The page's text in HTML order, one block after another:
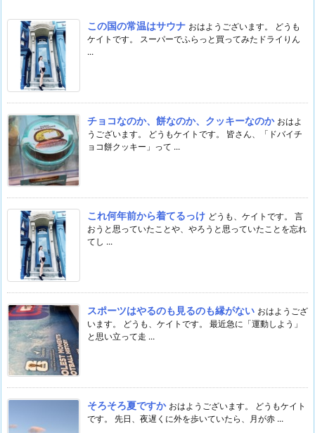
この国の常温はサウナ おはようございます。 どうも
ケイトです。 スーパーでふらっと買ってみたドライりん
...
チョコなのか、餅なのか、クッキーなのか おはよ
うございます。 どうもケイトです。 皆さん、「ドバイチ
ョコ餅クッキー」って ...
これ何年前から着てるっけ どうも、ケイトです。 言
おうと思っていたことや、やろうと思っていたことを忘れ
てし ...
スポーツはやるのも見るのも縁がない おはようござ
います。 どうも、ケイトです。 最近急に「運動しよう」
と思い立って走 ...
そろそろ夏ですか おはようございます。 どうもケイト
です。 先日、夜遅くに外を歩いていたら、月が赤 ...